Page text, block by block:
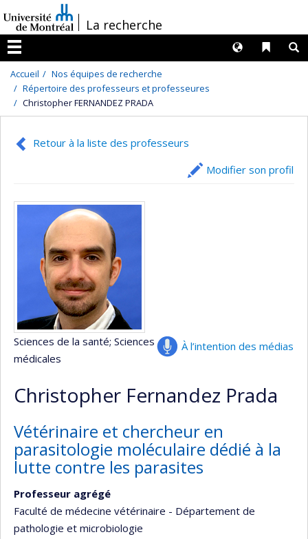
au
contenu
/La recherche
Menu
Liens
Langues
Accueil
Nos équipes de recherche
Répertoire des professeurs et professeures
Christopher FERNANDEZ PRADA
Retour à la liste des professeurs
Modifier son profil
À l’intention des médias
Sciences de la santé; Sciences
médicales
Christopher Fernandez Prada
Vétérinaire et chercheur en
parasitologie moléculaire dédié à la
lutte contre les parasites
Professeur agrégé
Faculté de médecine vétérinaire - Département de
pathologie et microbiologie